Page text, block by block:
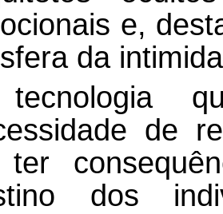
e,
da
de
dos